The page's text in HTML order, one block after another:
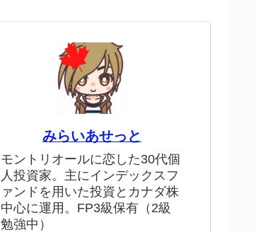
みらいあせっと
モントリオールに恋した30代個
人投資家。主にインデックスフ
ァンドを用いた投資とカナダ株
中心に運用。FP3級保有（2級
勉強中）